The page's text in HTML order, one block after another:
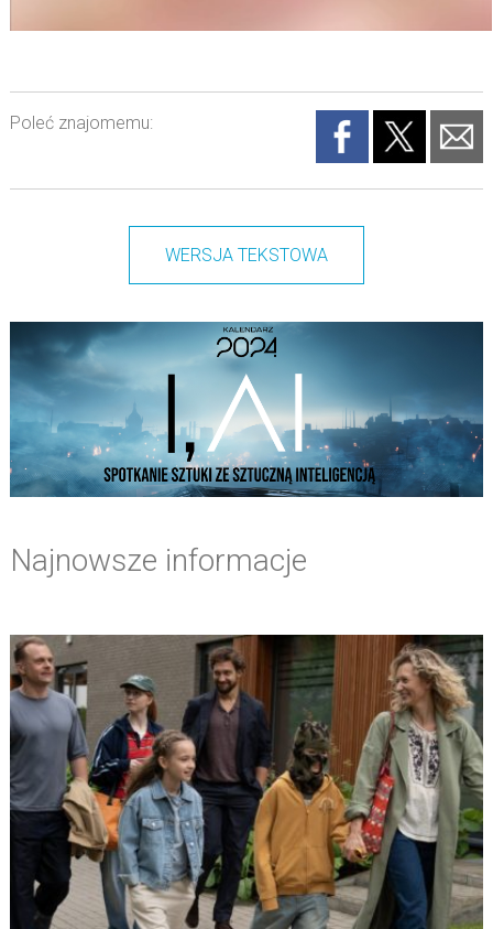
Poleć znajomemu:
WERSJA TEKSTOWA
Najnowsze informacje